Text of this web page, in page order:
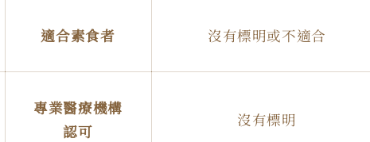
適合素食者 沒有標明或不適合
專業醫療機構
認可
沒有標明